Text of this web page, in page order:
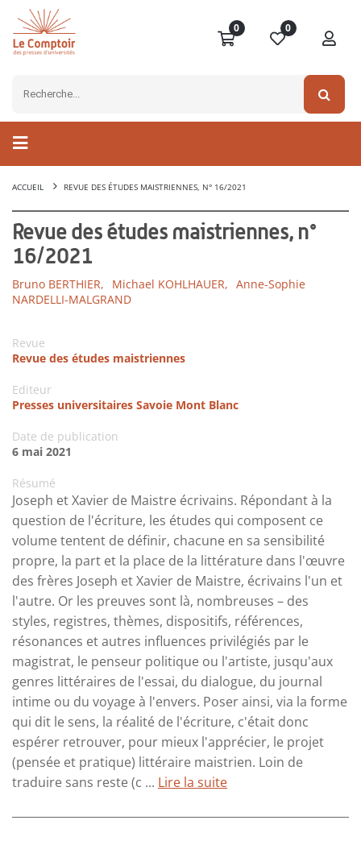
0 0
ACCUEIL REVUE DES ÉTUDES MAISTRIENNES, N° 16/2021
Revue des études maistriennes, n°
16/2021
Bruno BERTHIER, Michael KOHLHAUER, Anne-Sophie
NARDELLI-MALGRAND
Revue
Revue des études maistriennes
Editeur
Presses universitaires Savoie Mont Blanc
Date de publication
6 mai 2021
Résumé
Joseph et Xavier de Maistre écrivains. Répondant à la
question de l'écriture, les études qui composent ce
volume tentent de définir, chacune en sa sensibilité
propre, la part et la place de la littérature dans l'œuvre
des frères Joseph et Xavier de Maistre, écrivains l'un et
l'autre. Or les preuves sont là, nombreuses – des
styles, registres, thèmes, dispositifs, références,
résonances et autres influences privilégiés par le
magistrat, le penseur politique ou l'artiste, jusqu'aux
genres littéraires de l'essai, du dialogue, du journal
intime ou du voyage à l'envers. Poser ainsi, via la forme
qui dit le sens, la réalité de l'écriture, c'était donc
espérer retrouver, pour mieux l'apprécier, le projet
(pensée et pratique) littéraire maistrien. Loin de
traduire sans reste (c ... Lire la suite